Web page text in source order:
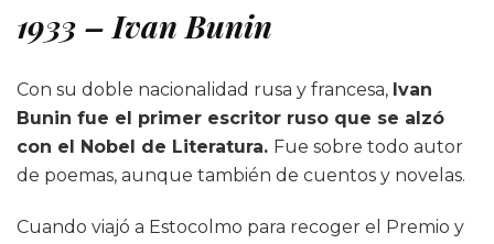
1933 – Ivan Bunin
Con su doble nacionalidad rusa y francesa, Ivan
Bunin fue el primer escritor ruso que se alzó
con el Nobel de Literatura. Fue sobre todo autor
de poemas, aunque también de cuentos y novelas.
Cuando viajó a Estocolmo para recoger el Premio y